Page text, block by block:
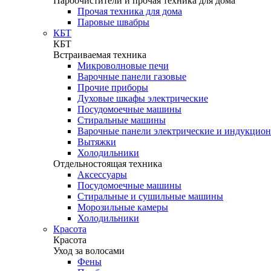
Прочая техника для дома
Паровые швабры
КБТ
КБТ
Встраиваемая техника
Микроволновые печи
Варочные панели газовые
Прочие приборы
Духовые шкафы электрические
Посудомоечные машины
Стиральные машины
Варочные панели электрические и
Вытяжки
Холодильники
Отдельностоящая техника
Аксессуары
Посудомоечные машины
Стиральные и сушильные машины
Морозильные камеры
Холодильники
Красота
Красота
Уход за волосами
Фены